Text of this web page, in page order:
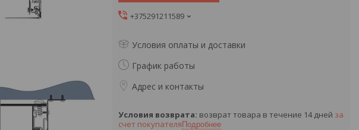
+375291211589
Условия оплаты и доставки
График работы
Адрес и контакты
возврат товара в течение 14 дней за
счет покупателя Подробнее